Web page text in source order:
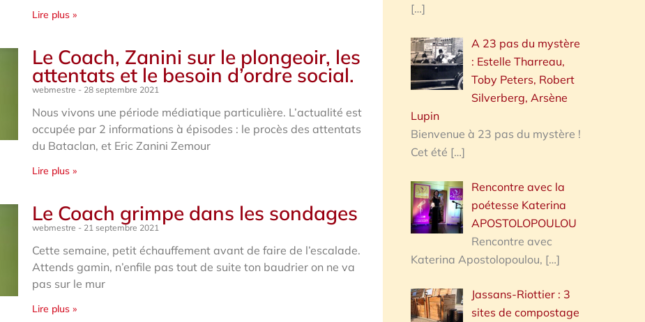
Lire plus »
Le Coach, Zanini sur le plongeoir, les
attentats et le besoin d’ordre social.
webmestre 28 septembre 2021
Nous vivons une période médiatique particulière. L’actualité est
occupée par 2 informations à épisodes : le procès des attentats
du Bataclan, et Eric Zanini Zemour
Lire plus »
Le Coach grimpe dans les sondages
webmestre 21 septembre 2021
Cette semaine, petit échauffement avant de faire de l’escalade.
Attends gamin, n’enfile pas tout de suite ton baudrier on ne va
pas sur le mur
Lire plus »
[…]
A 23 pas du mystère
: Estelle Tharreau,
Toby Peters, Robert
Silverberg, Arsène
Lupin
Bienvenue à 23 pas du mystère !
Cet été […]
Rencontre avec la
poétesse Katerina
APOSTOLOPOULOU
Rencontre avec
Katerina Apostolopoulou, […]
Jassans-Riottier : 3
sites de compostage